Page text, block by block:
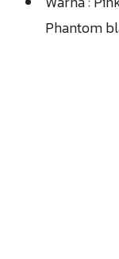
Phantom